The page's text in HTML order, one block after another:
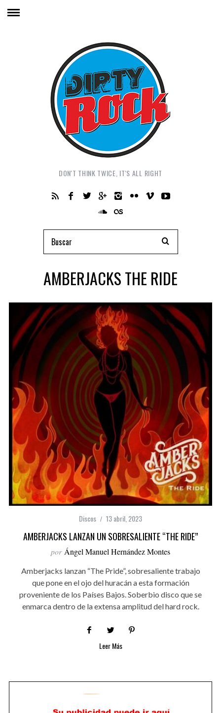
DON'T THINK TWICE, IT'S ALL RIGHT
AMBERJACKS THE RIDE
Discos 13 abril, 2023
AMBERJACKS LANZAN UN SOBRESALIENTE “THE RIDE”
por Ángel Manuel Hernández Montes
Amberjacks lanzan “The Pride”, sobresaliente trabajo
que pone en el ojo del huracán a esta formación
proveniente de los Países Bajos. Soberbio disco que se
enmarca dentro de la extensa amplitud del hard rock.
Leer Más